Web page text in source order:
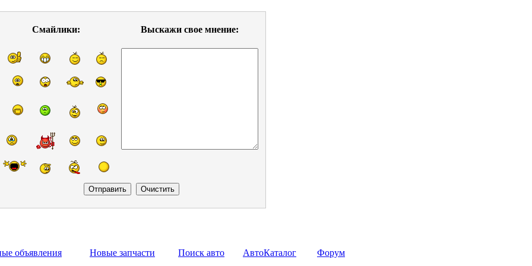
Смайлики: Выскажи свое мнение:
объявления Новые запчасти Поиск авто АвтоКаталог Форум